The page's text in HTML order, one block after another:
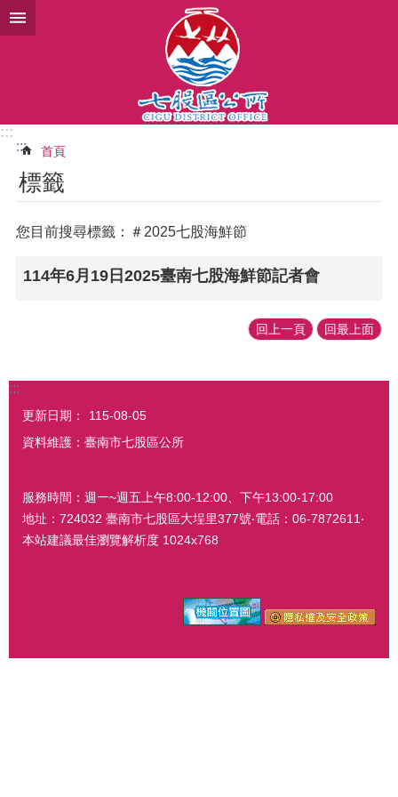
跳到主要內容區塊
:::
:::
首頁
標籤
您目前搜尋標籤：＃2025七股海鮮節
114年6月19日2025臺南七股海鮮節記者會
回上一頁 回最上面
:::
更新日期：
115-08-05
資料維護：臺南市七股區公所
服務時間：週一~週五上午8:00-12:00、下午13:00-17:00
地址：724032 臺南市七股區大埕里377號‧電話：06-7872611‧
本站建議最佳瀏覽解析度 1024x768